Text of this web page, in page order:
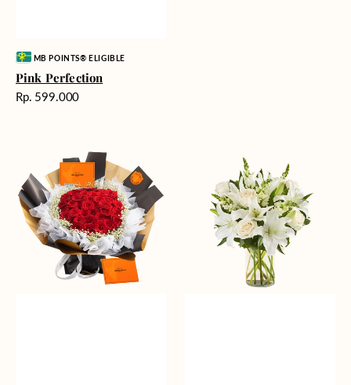
Vendor:MB POINTS® ELIGIBLE
Pink Perfection
Harga
Rp. 599.000